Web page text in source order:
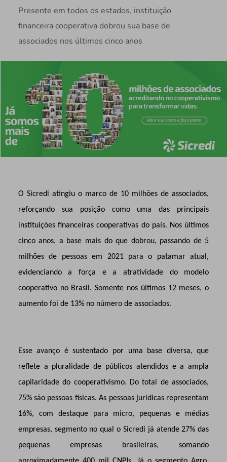
Presente em todos os estados, instituição
financeira cooperativa dobrou sua base de
associados nos últimos cinco anos
O Sicredi atingiu o marco de 10 milhões de associados,
reforçando sua posição como uma das principais
instituições financeiras cooperativas do país. Nos últimos
cinco anos, a base mais do que dobrou, passando de 5
milhões de pessoas em 2021 para o patamar atual,
evidenciando a força e a atratividade do modelo
cooperativo no Brasil. Somente nos últimos 12 meses, o
aumento foi de 13% no número de associados.
Esse avanço é sustentado por uma base diversa, que
reflete a pluralidade de públicos atendidos e a ampla
capilaridade do cooperativismo. Do total de associados,
75% são pessoas físicas. As pessoas jurídicas representam
16%, com destaque para micro, pequenas e médias
empresas, segmento no qual o Sicredi já atende 27% das
pequenas empresas brasileiras, somando